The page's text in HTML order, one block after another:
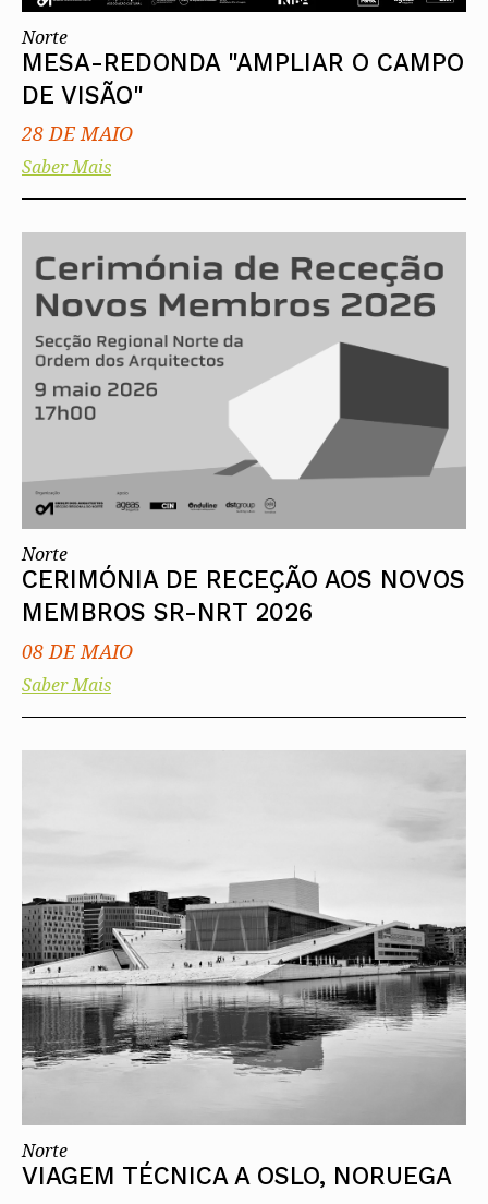
Norte
MESA-REDONDA "AMPLIAR O CAMPO
DE VISÃO"
28 DE MAIO
Saber Mais
Norte
CERIMÓNIA DE RECEÇÃO AOS NOVOS
MEMBROS SR-NRT 2026
08 DE MAIO
Saber Mais
Norte
VIAGEM TÉCNICA A OSLO, NORUEGA